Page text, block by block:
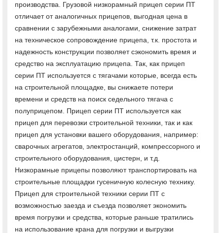
производства. Грузовой низкорамный прицеп серии ПТ
отличает от аналогичных прицепов, выгодная цена в
сравнении с зарубежными аналогами, снижение затрат
на техническое сопровождение прицепа, т.к. простота и
надежность конструкции позволяет сэкономить время и
средство на эксплуатацию прицепа. Так, как прицеп
серии ПТ используется с тягачами которые, всегда есть
на строительной площадке, вы снижаете потери
времени и средств на поиск седельного тягача с
полуприцепом. Прицеп серии ПТ используется как
прицеп для перевозки строительной техники, так и как
прицеп для установки вашего оборудования, например:
сварочных агрегатов, электростанций, компрессорного и
строительного оборудования, цистерн, и т.д.
Низкорамные прицепы позволяют транспортировать на
строительные площадки гусеничную колесную технику.
Прицеп для строительной техники серии ПТ с
возможностью заезда и съезда позволяет экономить
время погрузки и средства, которые раньше тратились
на использование крана для погрузки и выгрузки